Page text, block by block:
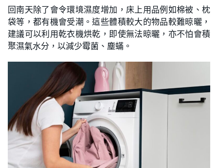
回南天除了會令環境濕度增加，床上用品例如棉被、枕
袋等，都有機會受潮。這些體積較大的物品較難晾曬，
建議可以利用乾衣機烘乾，即使無法晾曬，亦不怕會積
聚濕氣水分，以減少霉菌、塵蟎。